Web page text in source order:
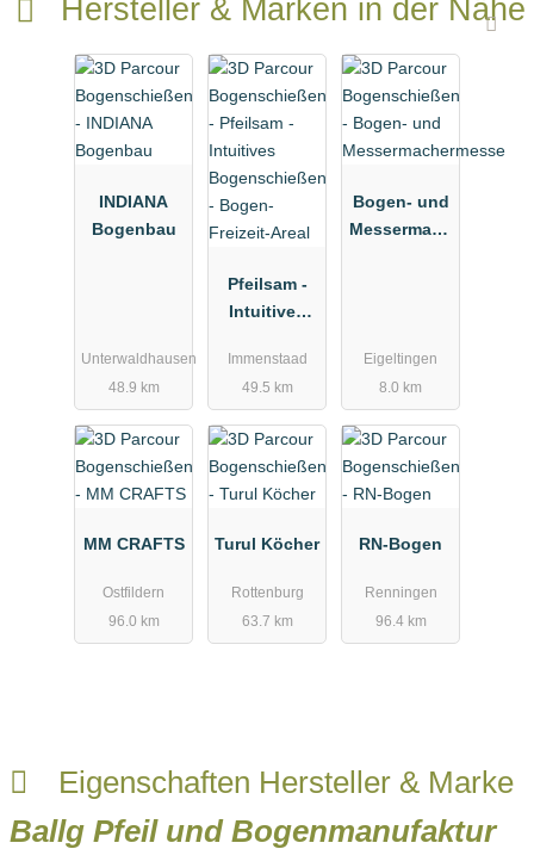
Hersteller & Marken in der Nähe
INDIANA
Bogenbau
Unterwaldhausen
48.9 km
Pfeilsam -
Intuitives
ßen -
Bogen-
Freizeit-
Areal
Immenstaad
49.5 km
Bogen- und
Messermach
Eigeltingen
8.0 km
MM CRAFTS
Ostfildern
96.0 km
Turul Köcher
Rottenburg
63.7 km
RN-Bogen
Renningen
96.4 km
Eigenschaften Hersteller & Marke
Ballg Pfeil und Bogenmanufaktur